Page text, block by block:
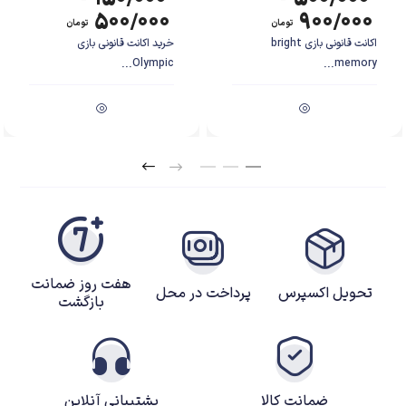
۹۰۰/۰۰۰ تومان
اکانت قانونی بازی bright
memory...
۵۰۰/۰۰۰ تومان
خرید اکانت قانونی بازی
Olympic...
تحویل اکسپرس پرداخت در محل
هفت روز ضمانت
بازگشت
ضمانت کالا پشتیبانی آنلاین